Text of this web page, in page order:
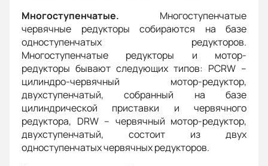
Многоступенчатые. Многоступенчатые
червячные редукторы собираются на базе
одноступенчатых редукторов.
Многоступенчатые редукторы и мотор-
редукторы бывают следующих типов: PCRW –
цилиндро-червячный мотор-редуктор,
двухступенчатый, собранный на базе
цилиндрической приставки и червячного
редуктора, DRW – червячный мотор-редуктор,
двухступенчатый, состоит из двух
одноступенчатых червячных редукторов.